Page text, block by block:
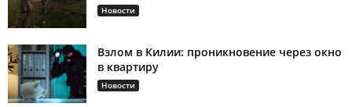
Новости
Взлом в Килии: проникновение через окно
в квартиру
Новости